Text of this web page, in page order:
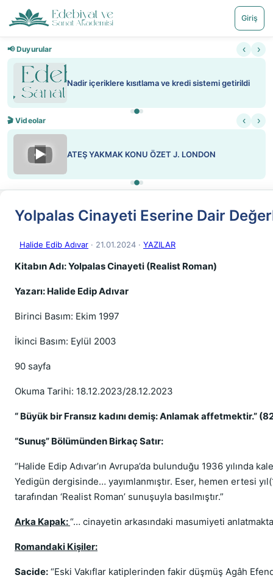
Giriş
📢 Duyurular ‹ ›
Nadir içeriklere kısıtlama ve kredi sistemi getirildi
🎬 Videolar ‹ ›
▶ ATEŞ YAKMAK KONU ÖZET J. LONDON
Yolpalas Cinayeti Eserine Dair
Halide Edib Adıvar · 21.01.2024 · YAZILAR
Kitabın Adı: Yolpalas Cinayeti (Realist Roman)
Yazarı: Halide Edip Adıvar
Birinci Basım: Ekim 1997
İkinci Basım: Eylül 2003
90 sayfa
Okuma Tarihi: 18.12.2023/28.12.2023
“ Büyük bir Fransız kadını demiş: Anlamak affetmektir.”
“Sunuş” Bölümünden Birkaç Satır:
“Halide Edip Adıvar’ın Avrupa’da bulunduğu 1936 yılında
Yedigün dergisinde… yayımlanmıştır. Eser, hemen ertesi
tarafından ‘Realist Roman’ sunuşuyla basılmıştır.”
Arka Kapak:“… cinayetin arkasındaki masumiyeti
Romandaki Kişiler:
Sacide: “Eski Vakıflar katiplerinden fakir düşmüş Agâh